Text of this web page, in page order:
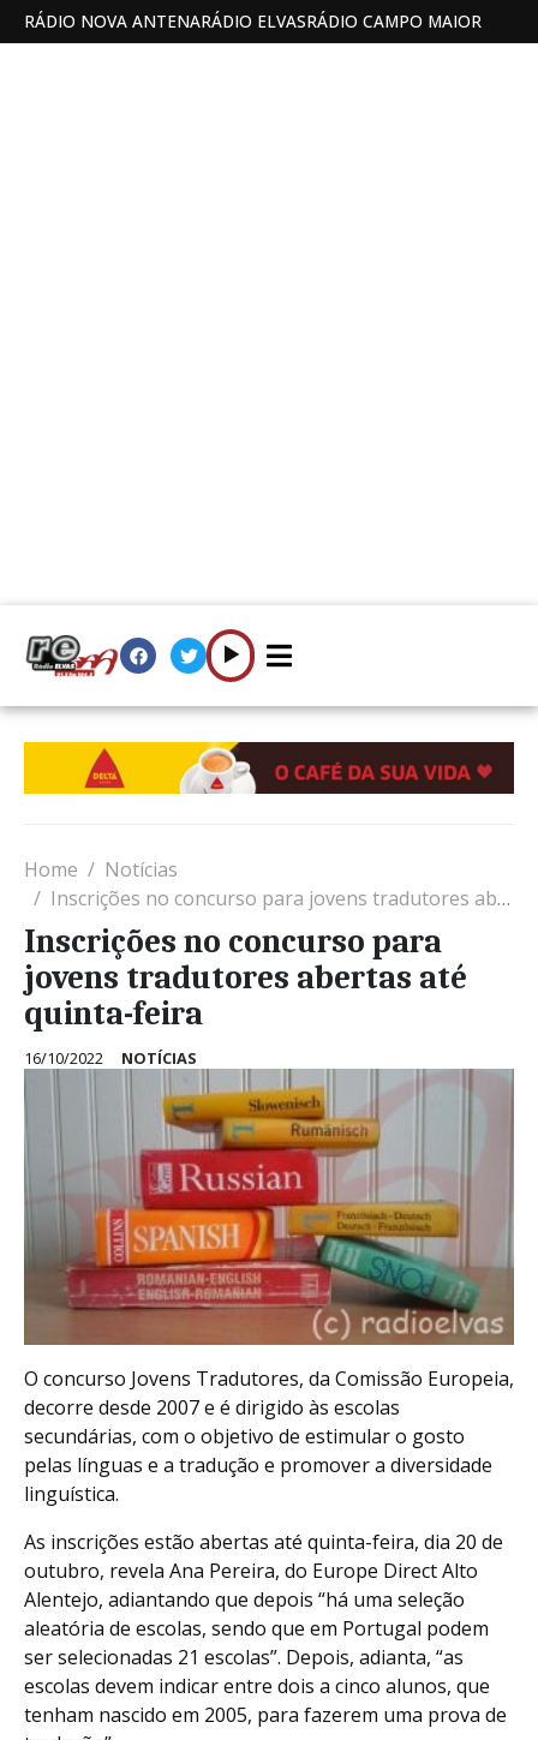
RÁDIO NOVA ANTENARÁDIO ELVASRÁDIO CAMPO MAIOR
Home
Notícias
Inscrições no concurso para jovens tradutores abertas até quinta-feira
Inscrições no concurso para
jovens tradutores abertas até
quinta-feira
16/10/2022 NOTÍCIAS
O concurso Jovens Tradutores, da Comissão Europeia,
decorre desde 2007 e é dirigido às escolas
secundárias, com o objetivo de estimular o gosto
pelas línguas e a tradução e promover a diversidade
linguística.
As inscrições estão abertas até quinta-feira, dia 20 de
outubro, revela Ana Pereira, do Europe Direct Alto
Alentejo, adiantando que depois “há uma seleção
aleatória de escolas, sendo que em Portugal podem
ser selecionadas 21 escolas”. Depois, adianta, “as
escolas devem indicar entre dois a cinco alunos, que
tenham nascido em 2005, para fazerem uma prova de